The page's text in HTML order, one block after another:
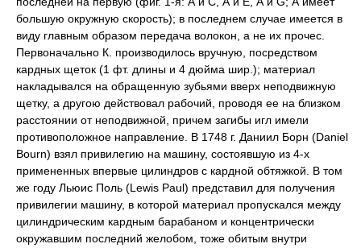
большую окружную скорость); в последнем случае имеется в
виду главным образом передача волокон, а не их прочес.
Первоначально К. производилось вручную, посредством
кардных щеток (1 фт. длины и 4 дюйма шир.); материал
накладывался на обращенную зубьями вверх неподвижную
щетку, а другою действовал рабочий, проводя ее на близком
расстоянии от неподвижной, причем загибы игл имели
противоположное направление. В 1748 г. Даниил Борн (Daniel
Bourn) взял привилегию на машину, состоявшую из 4-х
примененных впервые цилиндров с кардной обтяжкой. В том
же году Льюис Поль (Lewis Paul) представил для получения
привилегии машину, в которой материал пропускался между
цилиндрическим кардным барабаном и концентрически
окружавшим последний желобом, тоже обитым внутри